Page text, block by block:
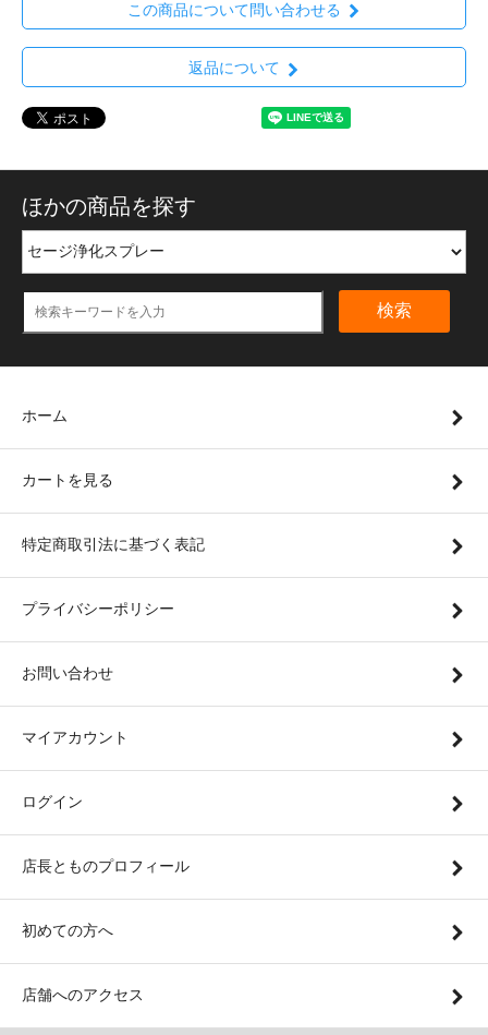
この商品について問い合わせる
返品について
ほかの商品を探す
検索
ホーム
カートを見る
特定商取引法に基づく表記
プライバシーポリシー
お問い合わせ
マイアカウント
ログイン
店長とものプロフィール
初めての方へ
店舗へのアクセス